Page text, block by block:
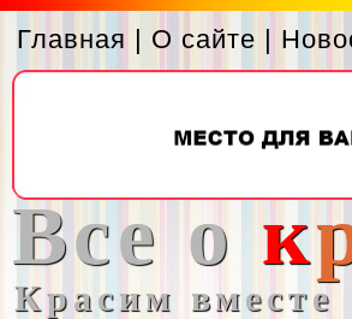
Главная | О сайте |
Все о к
Красим вместе